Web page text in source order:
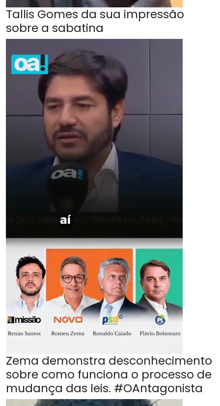
Tallis Gomes da sua impressão
sobre a sabatina
Zema demonstra desconhecimento
sobre como funciona o processo de
mudança das leis. #OAntagonista